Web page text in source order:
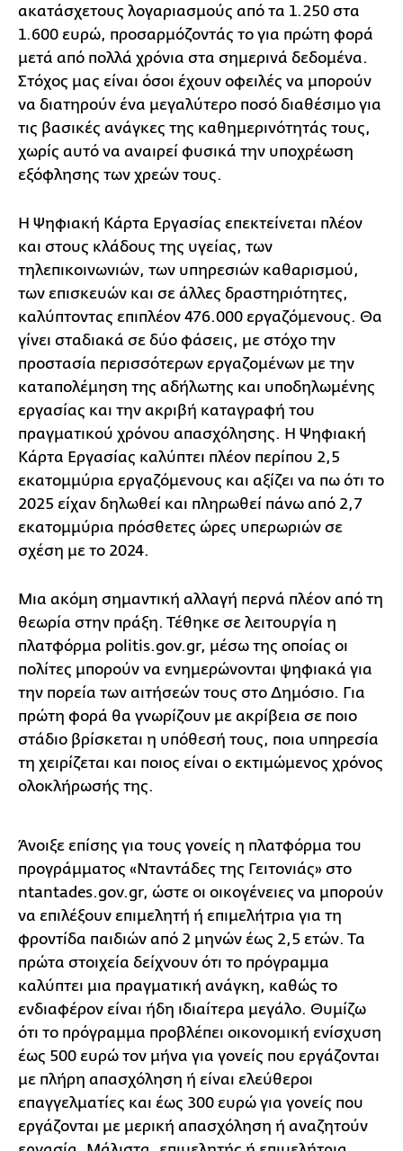
ακατάσχετους λογαριασμούς από τα 1.250 στα
1.600 ευρώ, προσαρμόζοντάς το για πρώτη φορά
μετά από πολλά χρόνια στα σημερινά δεδομένα.
Στόχος μας είναι όσοι έχουν οφειλές να μπορούν
να διατηρούν ένα μεγαλύτερο ποσό διαθέσιμο για
τις βασικές ανάγκες της καθημερινότητάς τους,
χωρίς αυτό να αναιρεί φυσικά την υποχρέωση
εξόφλησης των χρεών τους.
Η Ψηφιακή Κάρτα Εργασίας επεκτείνεται πλέον
και στους κλάδους της υγείας, των
τηλεπικοινωνιών, των υπηρεσιών καθαρισμού,
των επισκευών και σε άλλες δραστηριότητες,
καλύπτοντας επιπλέον 476.000 εργαζόμενους. Θα
γίνει σταδιακά σε δύο φάσεις, με στόχο την
προστασία περισσότερων εργαζομένων με την
καταπολέμηση της αδήλωτης και υποδηλωμένης
εργασίας και την ακριβή καταγραφή του
πραγματικού χρόνου απασχόλησης. Η Ψηφιακή
Κάρτα Εργασίας καλύπτει πλέον περίπου 2,5
εκατομμύρια εργαζόμενους και αξίζει να πω ότι το
2025 είχαν δηλωθεί και πληρωθεί πάνω από 2,7
εκατομμύρια πρόσθετες ώρες υπερωριών σε
σχέση με το 2024.
Μια ακόμη σημαντική αλλαγή περνά πλέον από τη
θεωρία στην πράξη. Τέθηκε σε λειτουργία η
πλατφόρμα politis.gov.gr, μέσω της οποίας οι
πολίτες μπορούν να ενημερώνονται ψηφιακά για
την πορεία των αιτήσεών τους στο Δημόσιο. Για
πρώτη φορά θα γνωρίζουν με ακρίβεια σε ποιο
στάδιο βρίσκεται η υπόθεσή τους, ποια υπηρεσία
τη χειρίζεται και ποιος είναι ο εκτιμώμενος χρόνος
ολοκλήρωσής της.
Άνοιξε επίσης για τους γονείς η πλατφόρμα του
προγράμματος «Νταντάδες της Γειτονιάς» στο
ntantades.gov.gr, ώστε οι οικογένειες να μπορούν
να επιλέξουν επιμελητή ή επιμελήτρια για τη
φροντίδα παιδιών από 2 μηνών έως 2,5 ετών. Τα
πρώτα στοιχεία δείχνουν ότι το πρόγραμμα
καλύπτει μια πραγματική ανάγκη, καθώς το
ενδιαφέρον είναι ήδη ιδιαίτερα μεγάλο. Θυμίζω
ότι το πρόγραμμα προβλέπει οικονομική ενίσχυση
έως 500 ευρώ τον μήνα για γονείς που εργάζονται
με πλήρη απασχόληση ή είναι ελεύθεροι
επαγγελματίες και έως 300 ευρώ για γονείς που
εργάζονται με μερική απασχόληση ή αναζητούν